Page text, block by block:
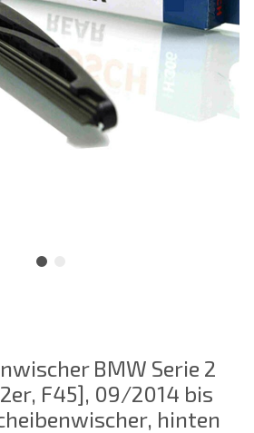
BMW Serie 2
F45], 09/2014 bis
hinten